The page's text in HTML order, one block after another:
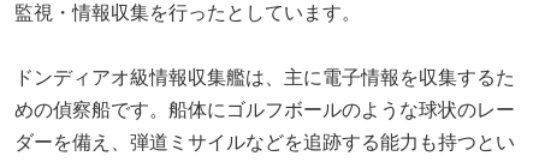
監視・情報収集を行ったとしています。
ドンディアオ級情報収集艦は、主に電子情報を収集するた
めの偵察船です。船体にゴルフボールのような球状のレー
ダーを備え、弾道ミサイルなどを追跡する能力も持つとい